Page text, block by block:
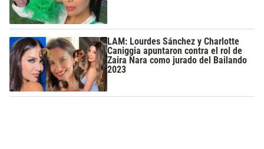
LAM: Lourdes Sánchez y Charlotte
Caniggia apuntaron contra el rol de
Zaira Nara como jurado del Bailando
2023